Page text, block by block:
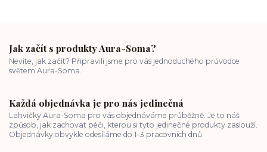
Jak začít s produkty Aura-Soma?
Nevíte, jak začít? Připravili jsme pro vás jednoduchého průvodce
světem Aura-Soma.
Každá objednávka je pro nás jedinečná
Lahvičky Aura-Soma pro vás objednáváme průběžně. Je to náš
způsob, jak zachovat péči, kterou si tyto jedinečné produkty zaslouží.
Objednávky obvykle odesíláme do 1–3 pracovních dnů.